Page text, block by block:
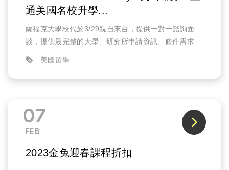
通美國名校升學...
薩福克大學校代於3/29親自來台，提供一對一諮詢面
談，提供最完整的大學、研究所申請資訊、條件需求、
以及說明攻讀該校科系如何幫助未來就業的發展。
美國留學
07
FEB
2023金兔迎春課程折扣